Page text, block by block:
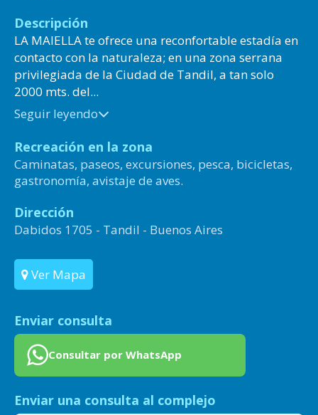
Descripción
LA MAIELLA te ofrece una reconfortable estadía en
contacto con la naturaleza; en una zona serrana
privilegiada de la Ciudad de Tandil, a tan solo
2000 mts. del...
Seguir leyendo
Recreación en la zona
Caminatas, paseos, excursiones, pesca, bicicletas,
gastronomía, avistaje de aves.
Dirección
Dabidos 1705 - Tandil - Buenos Aires
Ver Mapa
Enviar consulta
Consultar por WhatsApp
Enviar una consulta al complejo